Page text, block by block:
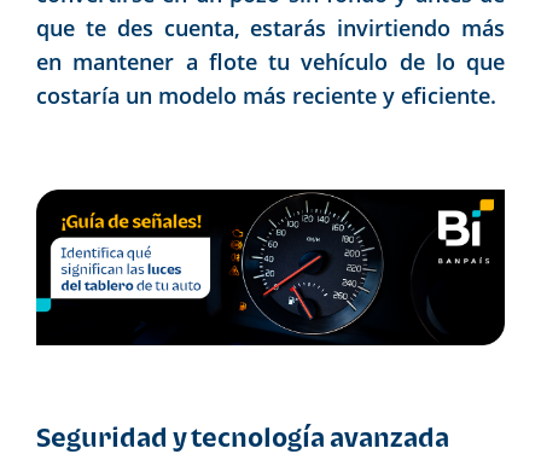
que te des cuenta, estarás invirtiendo más
en mantener a flote tu vehículo de lo que
costaría un modelo más reciente y eficiente.
Seguridad y tecnología avanzada